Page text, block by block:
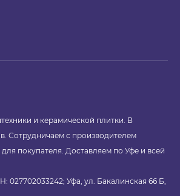
и керамической плитки. В
Сотрудничаем с производителем
покупателя. Доставляем по Уфе и всей
Уфа, ул. Бакалинская 66 Б,